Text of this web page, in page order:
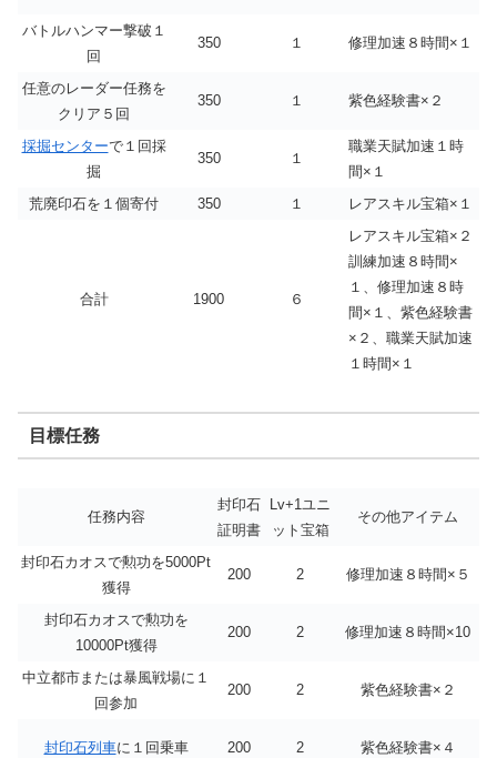
バトルハンマー撃破１
回
350 １ 修理加速８時間×１
任意のレーダー任務を
クリア５回
350 １ 紫色経験書×２
採掘センターで１回採
掘
350 １
職業天賦加速１時
間×１
荒廃印石を１個寄付
350 １ レアスキル宝箱×１
合計 1900 ６
レアスキル宝箱×２
訓練加速８時間×
１、修理加速８時
間×１、紫色経験書
×２、職業天賦加速
１時間×１
目標任務
任務内容
封印石
証明書
Lv+1ユニ
ット宝箱
その他アイテム
封印石カオスで勲功を5000Pt
獲得
200 2 修理加速８時間×５
封印石カオスで勲功を
10000Pt獲得
200 2 修理加速８時間×10
中立都市または暴風戦場に１
回参加
200 2 紫色経験書×２
封印石列車に１回乗車 200 2 紫色経験書×４